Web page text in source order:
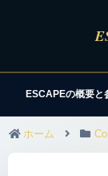
ESCAPEの概要と
ホーム